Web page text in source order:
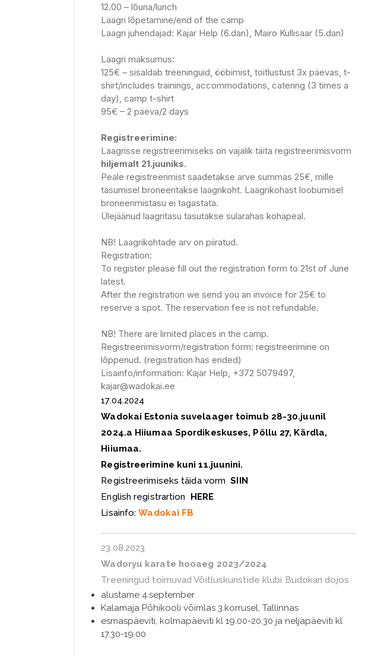
12.00 – lõuna/lunch
Laagri lõpetamine/end of the camp
Laagri juhendajad: Kajar Help (6.dan), Mairo Kullisaar (5.dan)
Laagri maksumus:
125€ – sisaldab treeninguid, ööbimist, toitlustust 3x päevas, t-
shirt/includes trainings, accommodations, catering (3 times a
day), camp t-shirt
95€ – 2 päeva/2 days
Registreerimine:
Laagrisse registreerimiseks on vajalik täita registreerimisvorm
hiljemalt 21.juuniks.
Peale registreerimist saadetakse arve summas 25€, mille
tasumisel broneeritakse laagrikoht. Laagrikohast loobumisel
broneerimistasu ei tagastata.
Ülejäänud laagritasu tasutakse sularahas kohapeal.
NB! Laagrikohtade arv on piiratud.
Registration:
To register please fill out the registration form to 21st of June
latest.
After the registration we send you an invoice for 25€ to
reserve a spot. The reservation fee is not refundable.
NB! There are limited places in the camp.
Registreerimisvorm/registration form: registreerimine on
lõppenud. (registration has ended)
Lisainfo/information: Kajar Help, +372 5079497,
kajar@wadokai.ee
17.04.2024
Wadokai Estonia suvelaager toimub 28-30.juunil
2024.a Hiiumaa Spordikeskuses, Põllu 27, Kärdla,
Hiiumaa.
Registreerimine kuni 11.juunini.
Registreerimiseks täida vormSIIN
English registrartion HERE
Lisainfo:Wadokai FB
23.08.2023
Wadoryu karate hooaeg 2023/2024
Treeningud toimuvad Võitluskunstide klubi Budokan dojos
alustame 4.september
Kalamaja Põhikooli võimlas 3.korrusel, Tallinnas
esmaspäeviti, kolmapäeviti kl 19.00-20.30 ja neljapäeviti kl
17.30-19.00